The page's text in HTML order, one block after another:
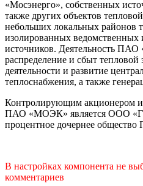
«Мосэнерго», собственных
также других объектов
небольших локальных районов
изолированных
источников. Деятельность
распределение и сбыт тепловой
деятельности и развитие
теплоснабжения, а также
Контролирующим акционером
ПАО «МОЭК» является ООО
процентное дочернее
В настройках компонента не
комментариев